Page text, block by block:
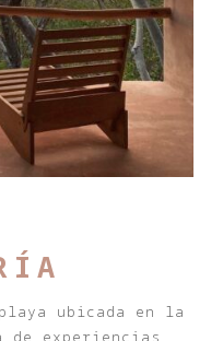
ubicada en la
de experiencias